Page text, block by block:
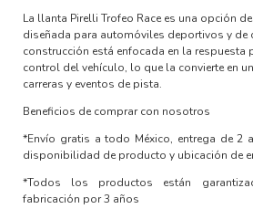
La llanta Pirelli Trofeo Race es una opción
diseñada para automóviles deportivos y de
construcción está enfocada en la respuesta
control del vehículo, lo que la convierte en
carreras y eventos de pista.
Beneficios de comprar con nosotros
*Envío gratis a todo México, entrega de 2
disponibilidad de producto y ubicación de
*Todos los productos están
fabricación por 3 años